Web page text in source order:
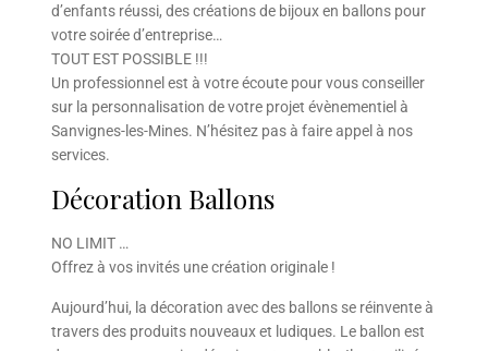
d’enfants réussi, des créations de bijoux en ballons pour
votre soirée d’entreprise…
TOUT EST POSSIBLE !!!
Un professionnel est à votre écoute pour vous conseiller
sur la personnalisation de votre projet évènementiel à
Sanvignes-les-Mines. N’hésitez pas à faire appel à nos
services.
Décoration Ballons
NO LIMIT …
Offrez à vos invités une création originale !
Aujourd’hui, la décoration avec des ballons se réinvente à
travers des produits nouveaux et ludiques. Le ballon est